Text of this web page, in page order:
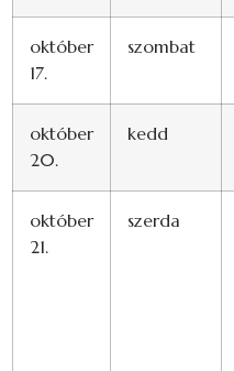
október
17.
szombat
október
20.
kedd
október
21.
szerda